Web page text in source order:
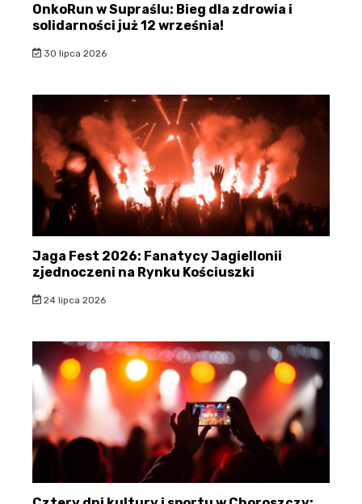
OnkoRun w Supraślu: Bieg dla zdrowia i
solidarności już 12 września!
30 lipca 2026
Jaga Fest 2026: Fanatycy Jagiellonii
zjednoczeni na Rynku Kościuszki
24 lipca 2026